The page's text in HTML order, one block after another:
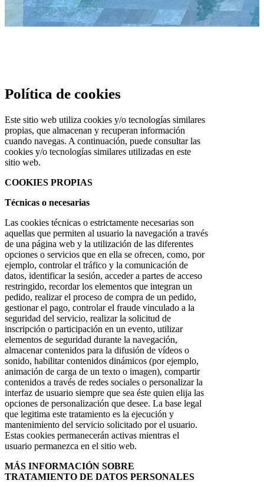
Política de cookies
Este sitio web utiliza cookies y/o tecnologías similares
propias, que almacenan y recuperan información
cuando navegas. A continuación, puede consultar las
cookies y/o tecnologías similares utilizadas en este
sitio web.
COOKIES PROPIAS
Técnicas o necesarias
Las cookies técnicas o estrictamente necesarias son
aquellas que permiten al usuario la navegación a través
de una página web y la utilización de las diferentes
opciones o servicios que en ella se ofrecen, como, por
ejemplo, controlar el tráfico y la comunicación de
datos, identificar la sesión, acceder a partes de acceso
restringido, recordar los elementos que integran un
pedido, realizar el proceso de compra de un pedido,
gestionar el pago, controlar el fraude vinculado a la
seguridad del servicio, realizar la solicitud de
inscripción o participación en un evento, utilizar
elementos de seguridad durante la navegación,
almacenar contenidos para la difusión de vídeos o
sonido, habilitar contenidos dinámicos (por ejemplo,
animación de carga de un texto o imagen), compartir
contenidos a través de redes sociales o personalizar la
interfaz de usuario siempre que sea éste quien elija las
opciones de personalización que desee. La base legal
que legitima este tratamiento es la ejecución y
mantenimiento del servicio solicitado por el usuario.
Estas cookies permanecerán activas mientras el
usuario permanezca en el sitio web.
MÁS INFORMACIÓN SOBRE
TRATAMIENTO DE DATOS PERSONALES